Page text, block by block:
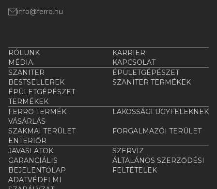
info@ferro.hu
RÓLUNK
KARRIER
MÉDIA
KAPCSOLAT
SZANITER
ÉPÜLETGÉPÉSZET
BESTSELLEREK
SZANITER TERMÉKEK
ÉPÜLETGÉPÉSZET
TERMÉKEK
FERRO TERMÉK
VÁSÁRLÁS
LAKOSSÁGI ÜGYFELEKNEK
SZAKMAI TERÜLET
FORGALMAZÓI TERÜLET
ENTERIŐR
JAVASLATOK
SZERVIZ
GARANCIÁLIS
BEJELENTŐLAP
ÁLTALÁNOS SZERZŐDÉSI
FELTÉTELEK
ADATVÉDELMI